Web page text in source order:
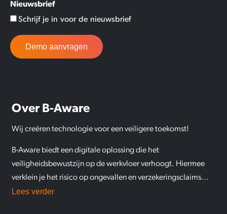
Nieuwsbrief
Schrijf je in voor de nieuwsbrief
Demo aanvragen
Over B-Aware
Wij creëren technologie voor een veiligere toekomst!
B-Aware biedt een digitale oplossing die het
veiligheidsbewustzijn op de werkvloer verhoogt. Hiermee
verklein je het risico op ongevallen en verzekeringsclaims...
Lees verder